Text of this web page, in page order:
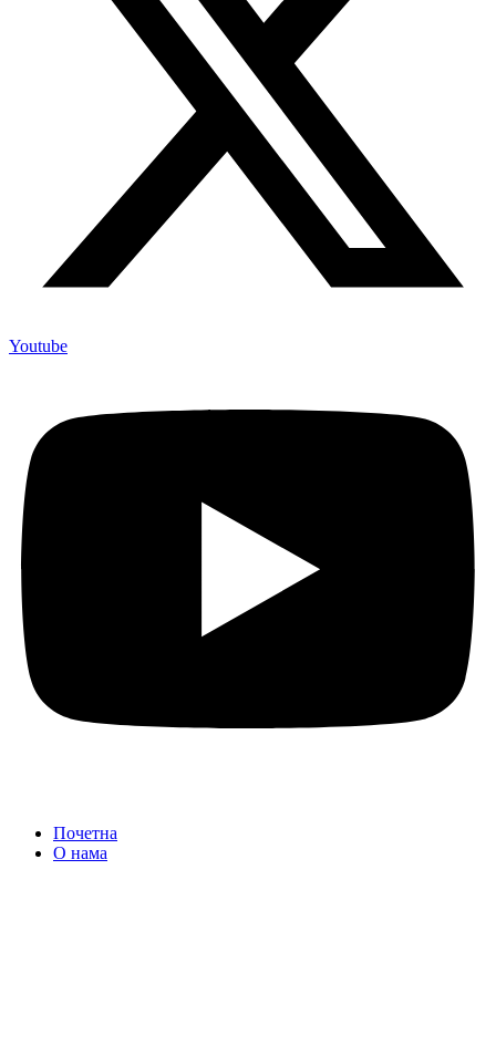
Youtube
Почетна
О нама